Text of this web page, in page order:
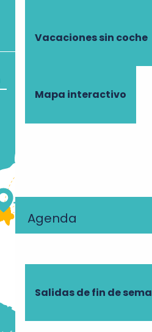
Vacaciones sin coche
Mapa interactivo
Agenda
Salidas de fin de